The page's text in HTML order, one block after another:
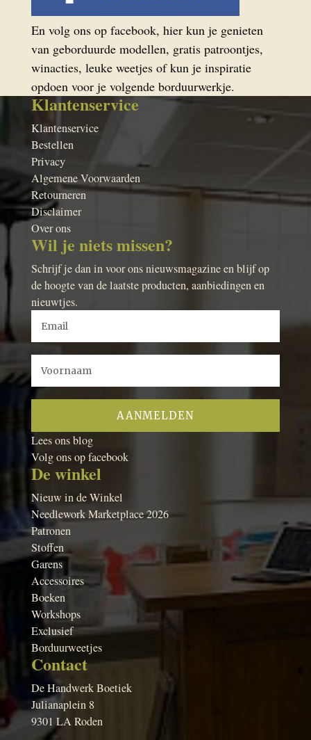
En volg ons op facebook, hier kun je genieten
van geborduurde modellen, gratis patroontjes,
winacties, leuke weetjes of kun je inspiratie
opdoen voor je volgende borduurwerkje.
Klantenservice
Klantenservice
Bestellen
Privacy
Algemene Voorwaarden
Retourneren
Disclaimer
Over ons
Wil je niets missen?
Schrijf je dan in voor ons nieuwsmagazine en blijf op
de hoogte van de laatste producten, aanbiedingen en
nieuwtjes.
Lees ons blog
Volg ons op facebook
De winkel
Nieuw in de Winkel
Needlework Marketplace 2026
Patronen
Stoffen
Garens
Accessoires
Boeken
Workshops
Exclusief
Borduurweetjes
Contact
De Handwerk Boetiek
Julianaplein 8
9301 LA Roden